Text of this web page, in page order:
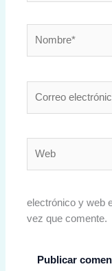
electrónico*
electrónico y web
vez que comente.